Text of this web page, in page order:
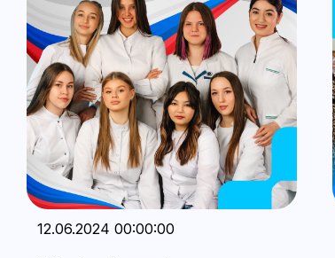
12.06.2024 00:00:00